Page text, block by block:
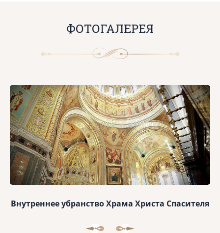
ФОТОГАЛЕРЕЯ
Внутреннее убранство Храма Христа Спасителя